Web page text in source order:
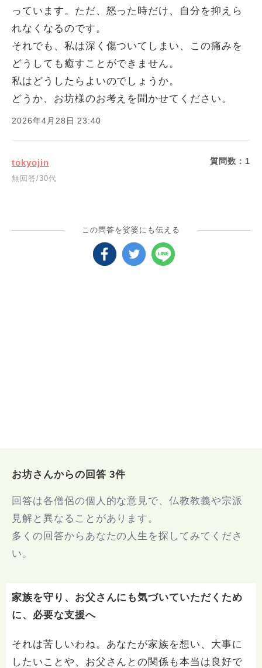
っています。ただ、怒った時だけ、自分を抑えら
れなくなるのです。
それでも、私は深く傷ついてしまい、この痛みを
どうしても癒すことができません。
私はどうしたらよいのでしょうか。
どうか、お坊様のお考えを聞かせてください。
2026年4月28日 23:40
tokyojin
無回答/30代
質問数： 1
この問答を娑婆にも伝える
お坊さんからの回答 3件
回答は各僧侶の個人的な意見で、仏教教義や宗派
見解と異なることがあります。
多くの回答からあなたの人生を探してみてくださ
い。
家族を守り、お父さんにも気づいていただくため
に、必要な支援へ
それは苦しいわね。あなたが家族を想い、大事に
したいことや、お父さんとの関係も本当は良好で